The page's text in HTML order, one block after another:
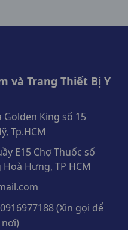
và Trang Thiết Bị Y
Golden King số 15
Tp.HCM
E15 Chợ Thuốc số
Hưng, TP HCM
(Xin gọi để